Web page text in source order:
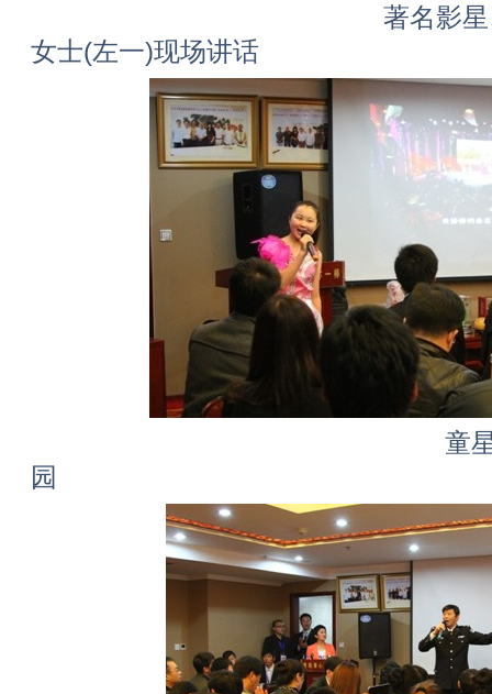
著名影星、当代著
女士(左一)现场讲话
童星肖梦婷现场
园